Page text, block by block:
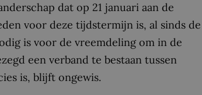
dat op 21 januari aan de
voor deze tijdstermijn is, al sinds de
is voor de vreemdeling om in de
een verband te bestaan tussen
is, blijft ongewis.